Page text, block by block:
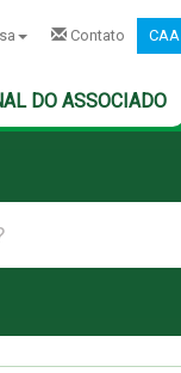
Contato CAA
DO ASSOCIADO